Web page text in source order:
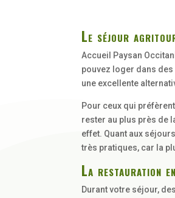
Le séjour
Accueil Paysan
pouvez loger dans des
une excellente
Pour ceux qui
rester au plus près de
effet. Quant aux
très pratiques, car la
La restauration
Durant votre séjour,